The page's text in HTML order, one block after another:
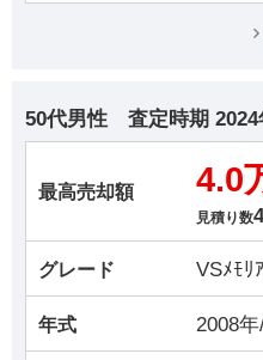
50代男性 査定時期 2024
最高売却額 4.0
見積り数
グレード VSﾒﾓﾘ
年式 2008